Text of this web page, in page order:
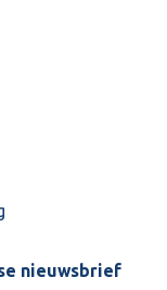
nieuwsbrief